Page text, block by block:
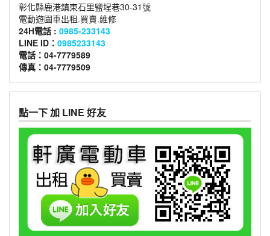
彰化縣鹿港鎮東石里鹽埕巷30-31號
電動遊園車出租.買賣.維修
24H電話 : 0985-233143
LINE ID： 0985233143
電話：04-7779589
傳真：04-7779509
點一下 加 LINE 好友